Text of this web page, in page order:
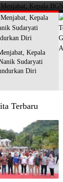
Kepala
Sudaryati
Diri
Terbaru